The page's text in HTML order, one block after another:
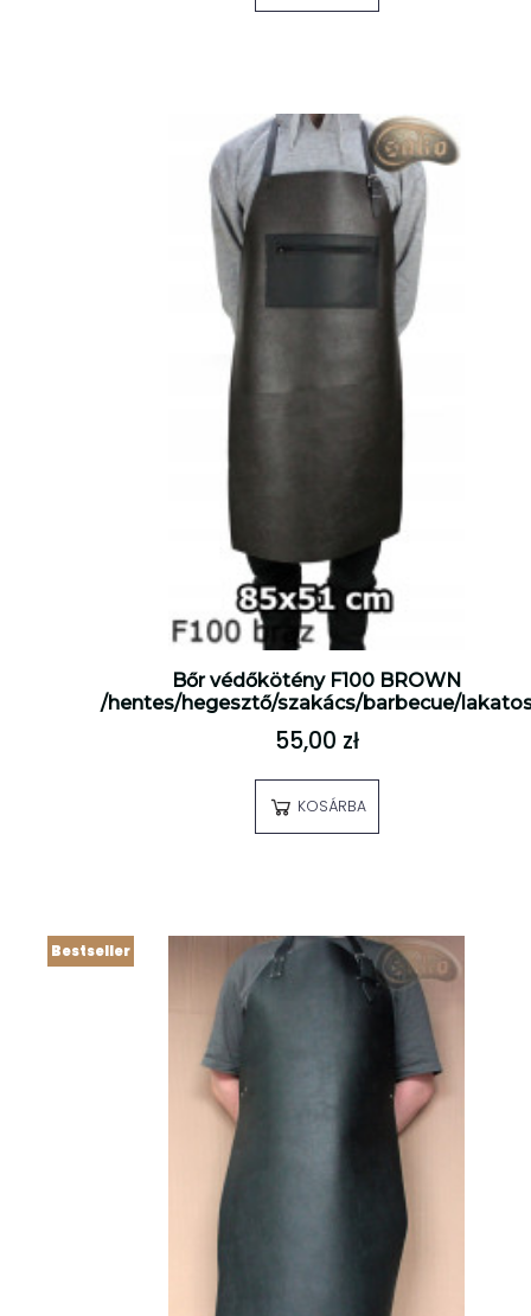
Bőr védőkötény F100 BROWN
/hentes/hegesztő/szakács/barbecue/
55,00 zł
KOSÁRBA
Bestseller